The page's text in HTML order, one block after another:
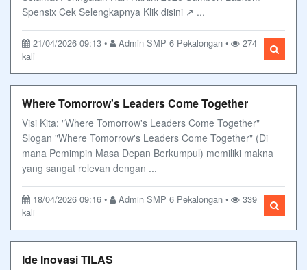
Spensix Cek Selengkapnya Klik disini ↗ ...
21/04/2026 09:13 • Admin SMP 6 Pekalongan •
274
kali
Where Tomorrow's Leaders Come Together
Visi Kita: "Where Tomorrow's Leaders Come Together"
Slogan "Where Tomorrow's Leaders Come Together" (Di
mana Pemimpin Masa Depan Berkumpul) memiliki makna
yang sangat relevan dengan ...
18/04/2026 09:16 • Admin SMP 6 Pekalongan •
339
kali
Ide Inovasi TILAS